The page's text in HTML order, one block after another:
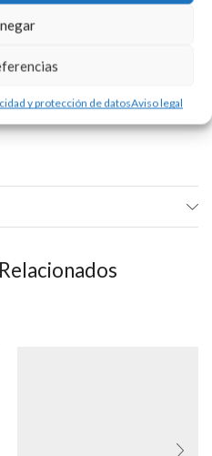
y protección de datosAviso legal
y cruceta central.
que usted elija. Precio